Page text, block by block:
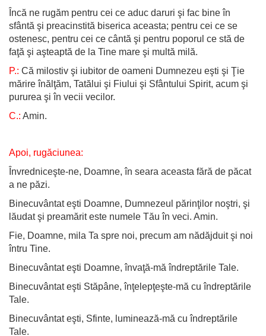
Încă ne rugăm pentru cei ce aduc daruri şi fac bine în
sfântă şi preacinstită biserica aceasta; pentru cei ce se
ostenesc, pentru cei ce cântă şi pentru poporul ce stă de
faţă şi aşteaptă de la Tine mare şi multă milă.
P.: Că milostiv şi iubitor de oameni Dumnezeu eşti şi Ţie
mărire înălţăm, Tatălui şi Fiului şi Sfântului Spirit, acum şi
pururea şi în vecii vecilor.
C.: Amin.
Apoi, rugăciunea:
Învredniceşte-ne, Doamne, în seara aceasta fără de păcat
a ne păzi.
Binecuvântat eşti Doamne, Dumnezeul părinţilor noştri, şi
lăudat şi preamărit este numele Tău în veci. Amin.
Fie, Doamne, mila Ta spre noi, precum am nădăjduit şi noi
întru Tine.
Binecuvântat eşti Doamne, învaţă-mă îndreptările Tale.
Binecuvântat eşti Stăpâne, înţelepţeşte-mă cu îndreptările
Tale.
Binecuvântat eşti, Sfinte, luminează-mă cu îndreptările
Tale.